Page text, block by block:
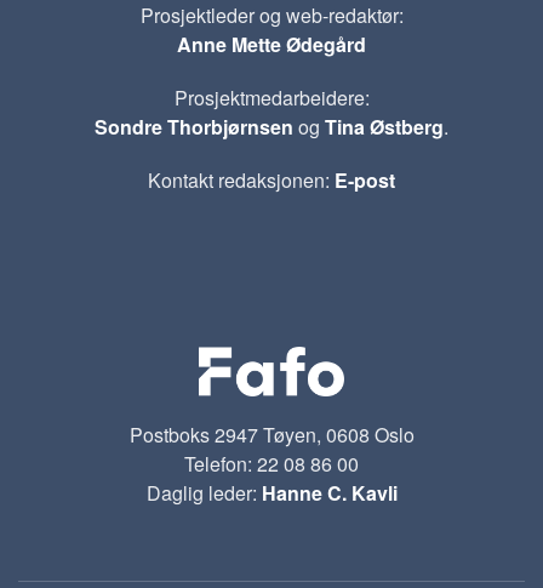
Prosjektleder og web-redaktør:
Anne Mette Ødegård
Prosjektmedarbeidere:
Sondre Thorbjørnsen og Tina Østberg.
Kontakt redaksjonen: E-post
Postboks 2947 Tøyen, 0608 Oslo
Telefon: 22 08 86 00
Daglig leder: Hanne C. Kavli